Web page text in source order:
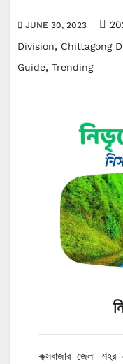
JUNE 30, 2023
Division, Chittagong
Guide, Trending
কক্সবাজার জেলা শহর